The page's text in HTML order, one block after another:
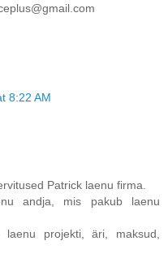
8:22 AM
Patrick laenu firma.
andja, mis pakub laenu
projekti, äri, maksud,